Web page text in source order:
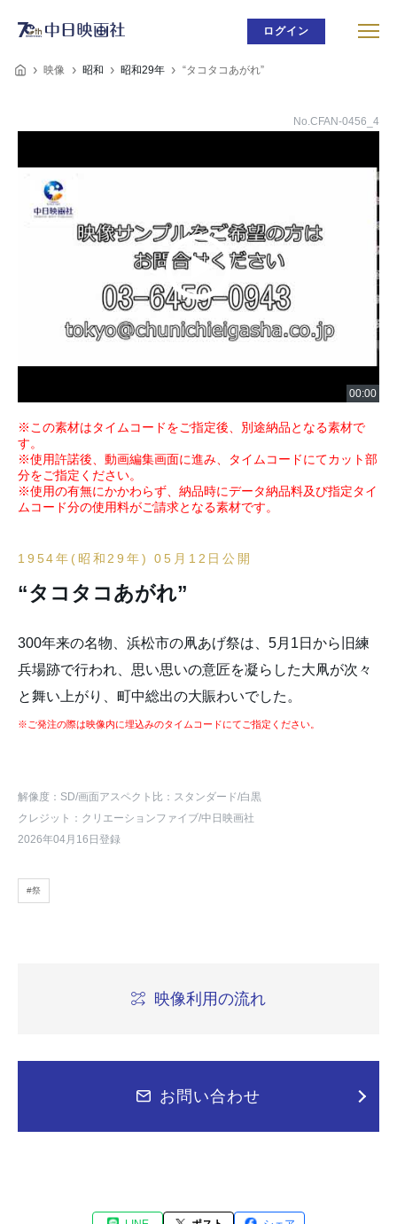
ログイン
映像 昭和 昭和29年 “タコタコあがれ”
No.CFAN-0456_4
※この素材はタイムコードをご指定後、別途納品となる素材で
す。
※使用許諾後、動画編集画面に進み、タイムコードにてカット部
分をご指定ください。
※使用の有無にかかわらず、納品時にデータ納品料及び指定タイ
ムコード分の使用料がご請求となる素材です。
1954年(昭和29年) 05月12日公開
“タコタコあがれ”
300年来の名物、浜松市の凧あげ祭は、5月1日から旧練
兵場跡で行われ、思い思いの意匠を凝らした大凧が次々
と舞い上がり、町中総出の大賑わいでした。
※ご発注の際は映像内に埋込みのタイムコードにてご指定ください。
解像度：SD/画面アスペクト比：スタンダード/白黒
クレジット：クリエーションファイブ/中日映画社
2026年04月16日登録
#祭
映像利用の流れ
お問い合わせ